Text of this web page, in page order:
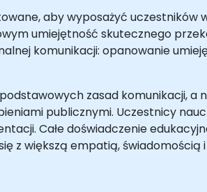
aby wyposażyć uczestników
umiejętność skutecznego
komunikacji: opanowanie
zasad komunikacji,
publicznymi. Uczestnicy
Całe doświadczenie
z większą empatią, świadomością i